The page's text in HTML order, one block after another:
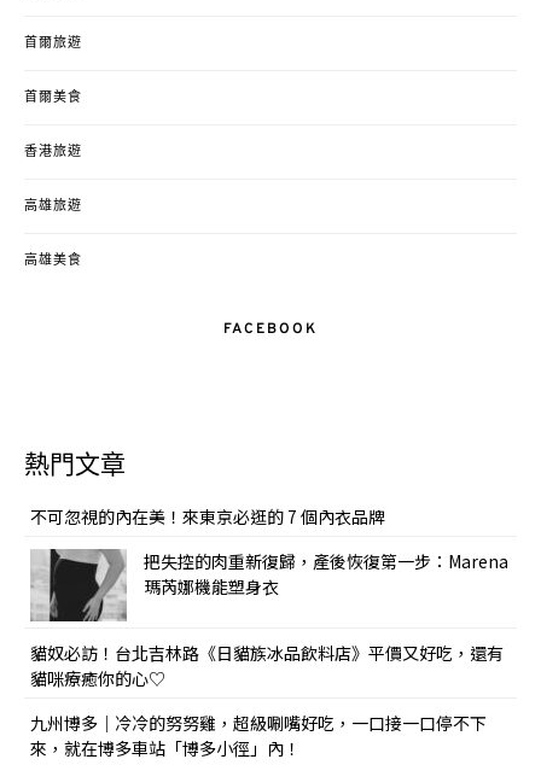
首爾旅遊
首爾美食
香港旅遊
高雄旅遊
高雄美食
FACEBOOK
熱門文章
不可忽視的內在美！來東京必逛的 7 個內衣品牌
把失控的肉重新復歸，產後恢復第一步：Marena
瑪芮娜機能塑身衣
貓奴必訪！台北吉林路《日貓族冰品飲料店》平價又好吃，還有
貓咪療癒你的心♡
九州博多｜冷冷的努努雞，超級唰嘴好吃，一口接一口停不下
來，就在博多車站「博多小徑」內！